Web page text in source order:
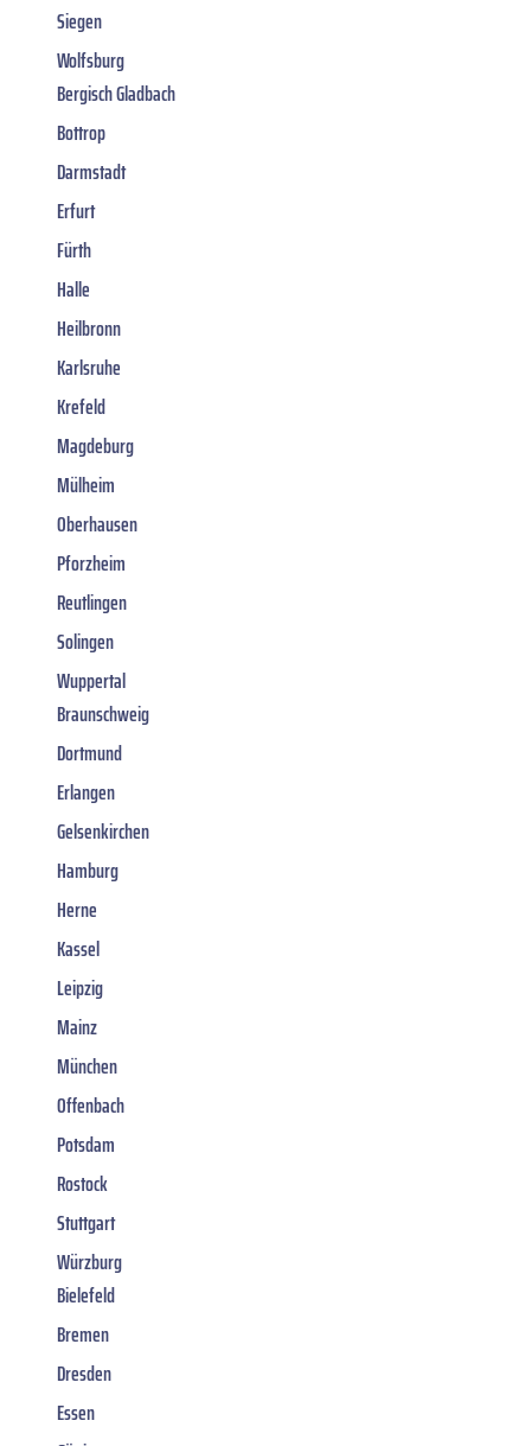
Siegen
Wolfsburg
Bergisch Gladbach
Bottrop
Darmstadt
Erfurt
Fürth
Halle
Heilbronn
Karlsruhe
Krefeld
Magdeburg
Mülheim
Oberhausen
Pforzheim
Reutlingen
Solingen
Wuppertal
Braunschweig
Dortmund
Erlangen
Gelsenkirchen
Hamburg
Herne
Kassel
Leipzig
Mainz
München
Offenbach
Potsdam
Rostock
Stuttgart
Würzburg
Bielefeld
Bremen
Dresden
Essen